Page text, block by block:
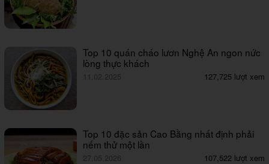
Top 10 quán cháo lươn Nghệ An ngon nức
lòng thực khách
11.02.2025 127,725 lượt xem
Top 10 đặc sản Cao Bằng nhất định phải
nếm thử một lần
27.05.2026 107,522 lượt xem